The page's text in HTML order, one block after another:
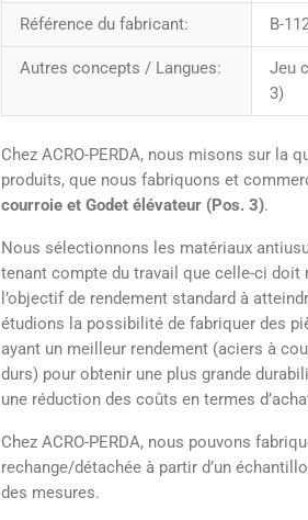
Référence du fabricant: B-
Autres concepts / Langues:
Jeu
3)
Chez ACRO-PERDA, nous misons sur la
produits, que nous fabriquons et
courroie et Godet élévateur (Pos. 3).
Nous sélectionnons les matériaux
tenant compte du travail que celle-ci doit
l’objectif de rendement standard à
étudions la possibilité de fabriquer des
ayant un meilleur rendement (aciers à
durs) pour obtenir une plus grande
une réduction des coûts en termes
Chez ACRO-PERDA, nous pouvons
rechange/détachée à partir d’un
des mesures.